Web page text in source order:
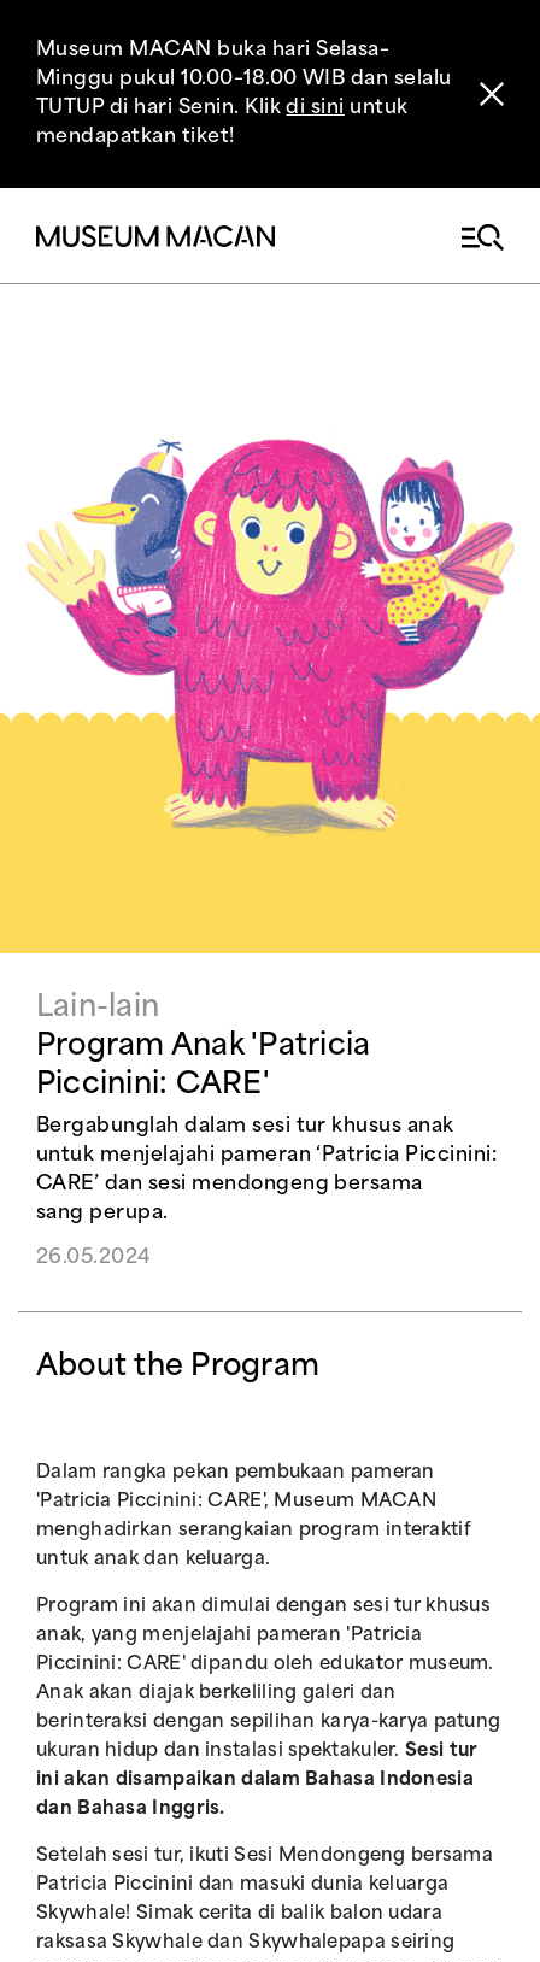
Museum MACAN buka hari Selasa–
Minggu pukul 10.00–18.00 WIB dan selalu
TUTUP di hari Senin. Klikdi sini untuk
mendapatkan tiket!
Lain-lain
Program Anak 'Patricia
Piccinini: CARE'
Bergabunglah dalam sesi tur khusus anak
untuk menjelajahi pameran ‘Patricia Piccinini:
CARE’ dan sesi mendongeng bersama
sang perupa.
26.05.2024
About the Program
Dalam rangka pekan pembukaan pameran
'Patricia Piccinini: CARE', Museum MACAN
menghadirkan serangkaian program interaktif
untuk anak dan keluarga.
Program ini akan dimulai dengan sesi tur khusus
anak, yang menjelajahi pameran 'Patricia
Piccinini: CARE' dipandu oleh edukator museum.
Anak akan diajak berkeliling galeri dan
berinteraksi dengan sepilihan karya-karya patung
ukuran hidup dan instalasi spektakuler. Sesi tur
ini akan disampaikan dalam Bahasa Indonesia
dan Bahasa Inggris.
Setelah sesi tur, ikuti Sesi Mendongeng bersama
Patricia Piccinini dan masuki dunia keluarga
Skywhale! Simak cerita di balik balon udara
raksasa Skywhale dan Skywhalepapa seiring